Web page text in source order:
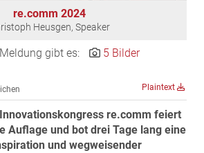
Realitäten
VERLAG
re.comm 2024
Heusgen, Speaker
gibt es: 5 Bilder
Plaintext
re.comm feiert
Auflage und bot drei Tage lang eine
und wegweisender